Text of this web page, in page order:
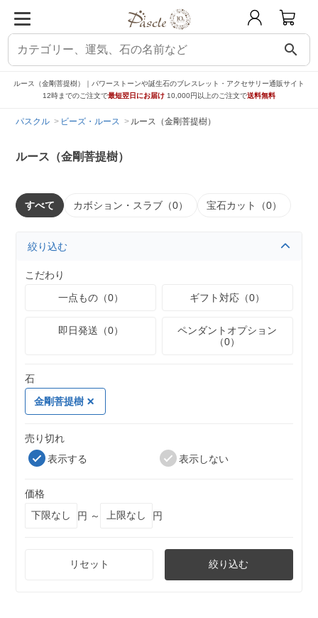
search
ルース（金剛菩提樹）｜パワーストーンや誕生石のブレスレット・アクセサリー通販サイト
12時までのご注文で最短翌日にお届け 10,000円以上のご注文で送料無料
パスクル ビーズ・ルース ルース（金剛菩提樹）
ルース（金剛菩提樹）
すべて カボション・スラブ（0） 宝石カット（0）
絞り込む
こだわり
一点もの（0）
ギフト対応（0）
即日発送（0）
ペンダントオプション
（0）
石
金剛菩提樹
売り切れ
表示する
表示しない
価格
円 ～
円
リセット 絞り込む